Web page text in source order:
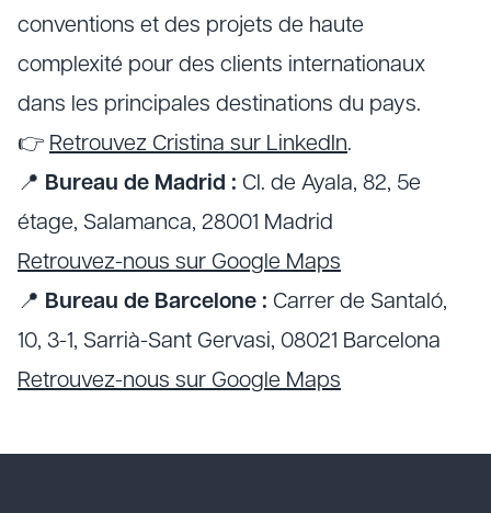
conventions et des projets de haute
complexité pour des clients internationaux
dans les principales destinations du pays.
👉 Retrouvez Cristina sur LinkedIn.
📍 Bureau de Madrid : Cl. de Ayala, 82, 5e
étage, Salamanca, 28001 Madrid
Retrouvez-nous sur Google Maps
📍 Bureau de Barcelone : Carrer de Santaló,
10, 3-1, Sarrià-Sant Gervasi, 08021 Barcelona
Retrouvez-nous sur Google Maps